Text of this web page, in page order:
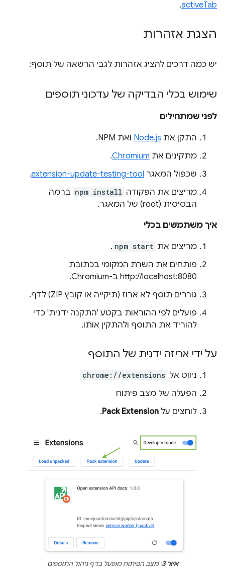
activeTab
.
הצגת אזהרות
יש כמה דרכים להציג אזהרות לגבי הרשאה של תוסף:
שימוש בכלי הבדיקה של עדכוני תוספים
לפני שמתחילים
התקן את Node.js ואת NPM.
מתקינים את Chromium
.
שכפול המאגר extension-update-testing-tool
.
מריצים את הפקודה npm install ברמה
הבסיסית (root) של המאגר.
איך משתמשים בכלי
מריצים את npm start
.
פותחים את השרת המקומי בכתובת
http://localhost:8080 ב-Chromium.
גוררים תוסף לא ארוז (תיקייה או קובץ ZIP) לדף.
פועלים לפי ההוראות בקטע 'התקנה ידנית' כדי
להוריד את התוסף ולהתקין אותו.
על ידי אריזה ידנית של התוסף
ניווט אל chrome://extensions
הפעלה של מצב פיתוח
לוחצים על Pack Extension
.
איור 3 : מצב הפיתוח מופעל בדף ניהול התוספים